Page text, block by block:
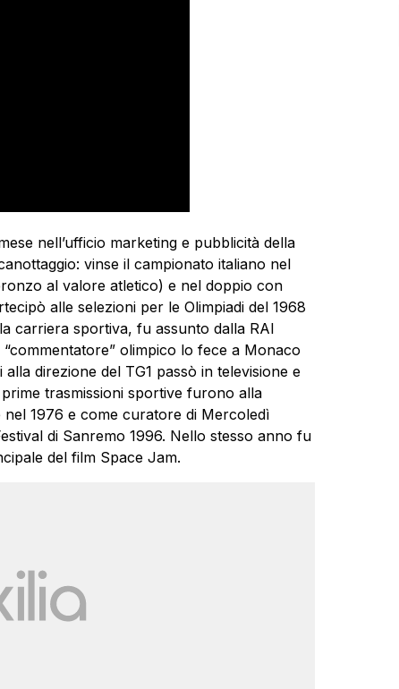
nell’ufficio marketing e pubblicità della
vinse il campionato italiano nel
al valore atletico) e nel doppio con
alle selezioni per le Olimpiadi del 1968
carriera sportiva, fu assunto dalla RAI
olimpico lo fece a Monaco
direzione del TG1 passò in televisione e
trasmissioni sportive furono alla
1976 e come curatore di Mercoledì
di Sanremo 1996. Nello stesso anno fu
del film Space Jam.